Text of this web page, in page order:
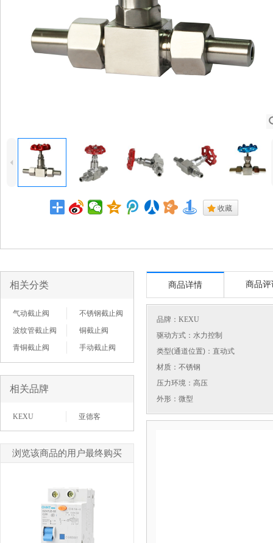
4
. 收藏
相关分类
气动截止阀
不锈钢截止阀
波纹管截止阀
铜截止阀
青铜截止阀
手动截止阀
相关品牌
KEXU 亚德客
浏览该商品的用户最终购买
商品详情 商品评
品牌： KEXU
驱动方式：水力控制
类型(通道位置)：直动式
材质：不锈钢
压力环境：高压
外形：微型